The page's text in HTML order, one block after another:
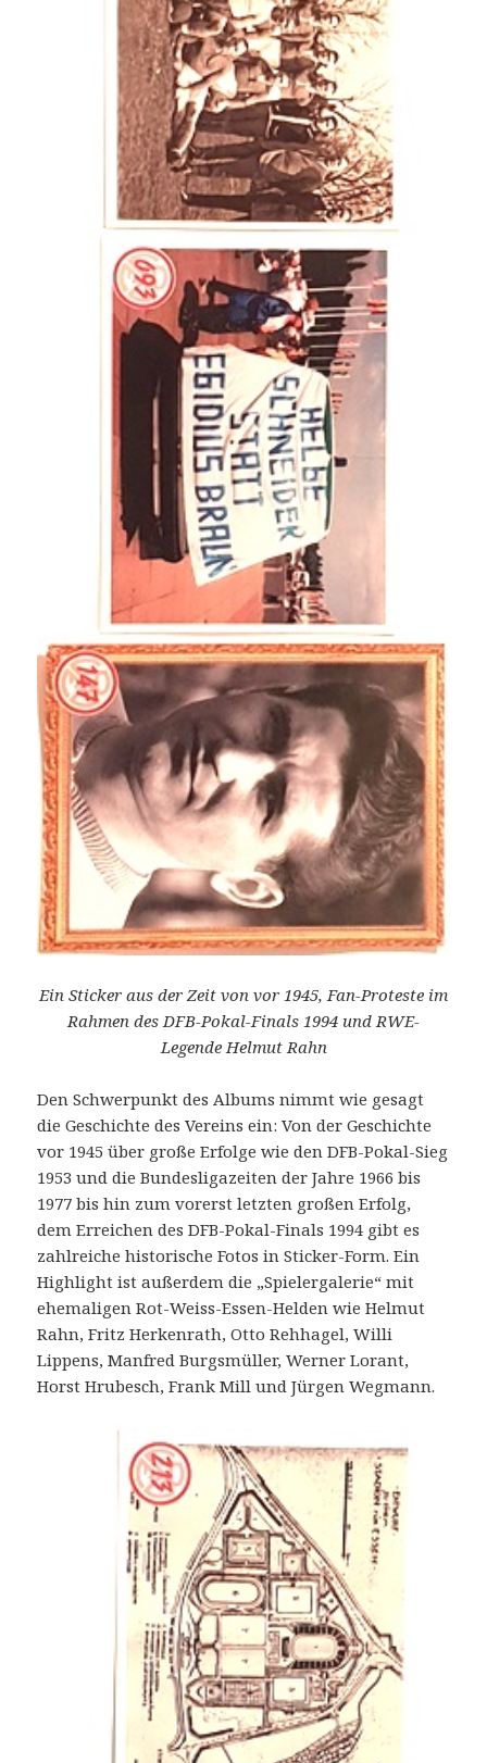
Ein Sticker aus der Zeit von vor 1945, Fan-Proteste im
Rahmen des DFB-Pokal-Finals 1994 und RWE-
Legende Helmut Rahn
Den Schwerpunkt des Albums nimmt wie gesagt
die Geschichte des Vereins ein: Von der Geschichte
vor 1945 über große Erfolge wie den DFB-Pokal-Sieg
1953 und die Bundesligazeiten der Jahre 1966 bis
1977 bis hin zum vorerst letzten großen Erfolg,
dem Erreichen des DFB-Pokal-Finals 1994 gibt es
zahlreiche historische Fotos in Sticker-Form. Ein
Highlight ist außerdem die „Spielergalerie“ mit
ehemaligen Rot-Weiss-Essen-Helden wie Helmut
Rahn, Fritz Herkenrath, Otto Rehhagel, Willi
Lippens, Manfred Burgsmüller, Werner Lorant,
Horst Hrubesch, Frank Mill und Jürgen Wegmann.